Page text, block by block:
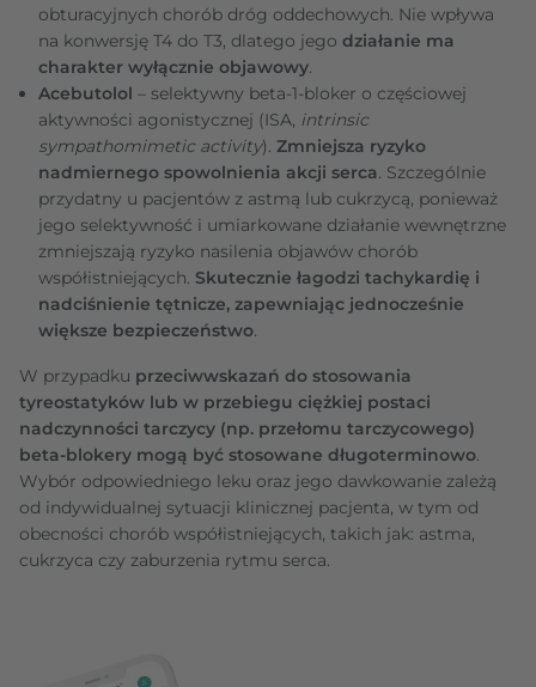
obturacyjnych chorób dróg oddechowych. Nie wpływa
na konwersję T4 do T3, dlatego jego działanie ma
charakter wyłącznie objawowy.
Acebutolol – selektywny beta-1-bloker o częściowej
aktywności agonistycznej (ISA, intrinsic
sympathomimetic activity). Zmniejsza ryzyko
nadmiernego spowolnienia akcji serca. Szczególnie
przydatny u pacjentów z astmą lub cukrzycą, ponieważ
jego selektywność i umiarkowane działanie wewnętrzne
zmniejszają ryzyko nasilenia objawów chorób
współistniejących. Skutecznie łagodzi tachykardię i
nadciśnienie tętnicze, zapewniając jednocześnie
większe bezpieczeństwo.
W przypadku przeciwwskazań do stosowania
tyreostatyków lub w przebiegu ciężkiej postaci
nadczynności tarczycy (np. przełomu tarczycowego)
beta-blokery mogą być stosowane długoterminowo.
Wybór odpowiedniego leku oraz jego dawkowanie zależą
od indywidualnej sytuacji klinicznej pacjenta, w tym od
obecności chorób współistniejących, takich jak: astma,
cukrzyca czy zaburzenia rytmu serca.